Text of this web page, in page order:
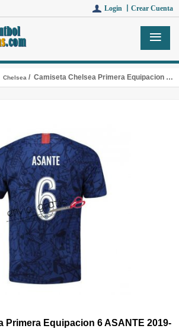
Login 丨 Crear Cuenta
Chelsea/ Camiseta Chelsea Primera Equipacion 6 ASANTE 2019-2020 Cup
Primera Equipacion 6 ASANTE 2019-